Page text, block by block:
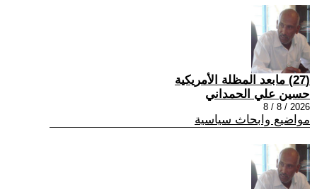
(27) مابعد المظلة الأمريكية
حسين علي الحمداني
2026 / 8 / 8
مواضيع وابحاث سياسية